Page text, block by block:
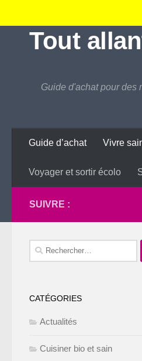
Tout
Guide d'achat pour des
Guide d’achat Vivre
Voyager et sortir écolo
SUIVRE :
Rechercher :
CATÉGORIES
Actualités
Cuisiner bio et sain